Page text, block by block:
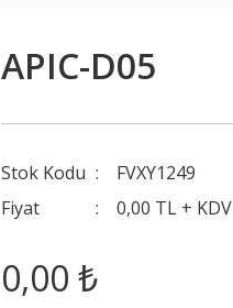
APIC-D05
Stok Kodu
FVXY1249
Fiyat
0,00 TL + KDV
0,00 ₺